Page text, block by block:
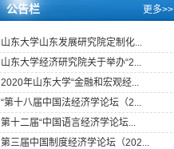
公告栏 更多>>
山东大学山东发展研究院定制化...
山东大学经济研究院关于举办“2...
2020年山东大学“金融和宏观经...
“第十八届中国法经济学论坛（2...
第十二届“中国语言经济学论坛...
第三届中国制度经济学论坛（202...